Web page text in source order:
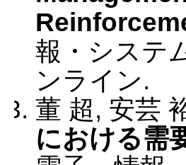
報・システ
ンライン.
董 超, 安芸
における需